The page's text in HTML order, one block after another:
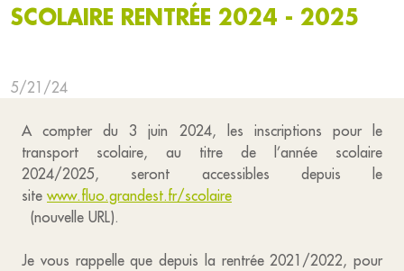
SCOLAIRE RENTRÉE 2024 - 2025
5/21/24
A compter du 3 juin 2024, les inscriptions pour le
transport scolaire, au titre de l’année scolaire
2024/2025, seront accessibles depuis le
site www.fluo.grandest.fr/scolaire
(nouvelle URL).
Je vous rappelle que depuis la rentrée 2021/2022, pour